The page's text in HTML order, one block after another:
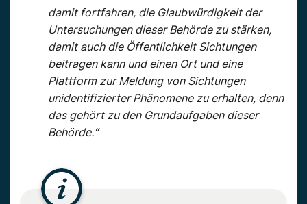
damit fortfahren, die Glaubwürdigkeit der
Untersuchungen dieser Behörde zu stärken,
damit auch die Öffentlichkeit Sichtungen
beitragen kann und einen Ort und eine
Plattform zur Meldung von Sichtungen
unidentifizierter Phänomene zu erhalten, denn
das gehört zu den Grundaufgaben dieser
Behörde.“